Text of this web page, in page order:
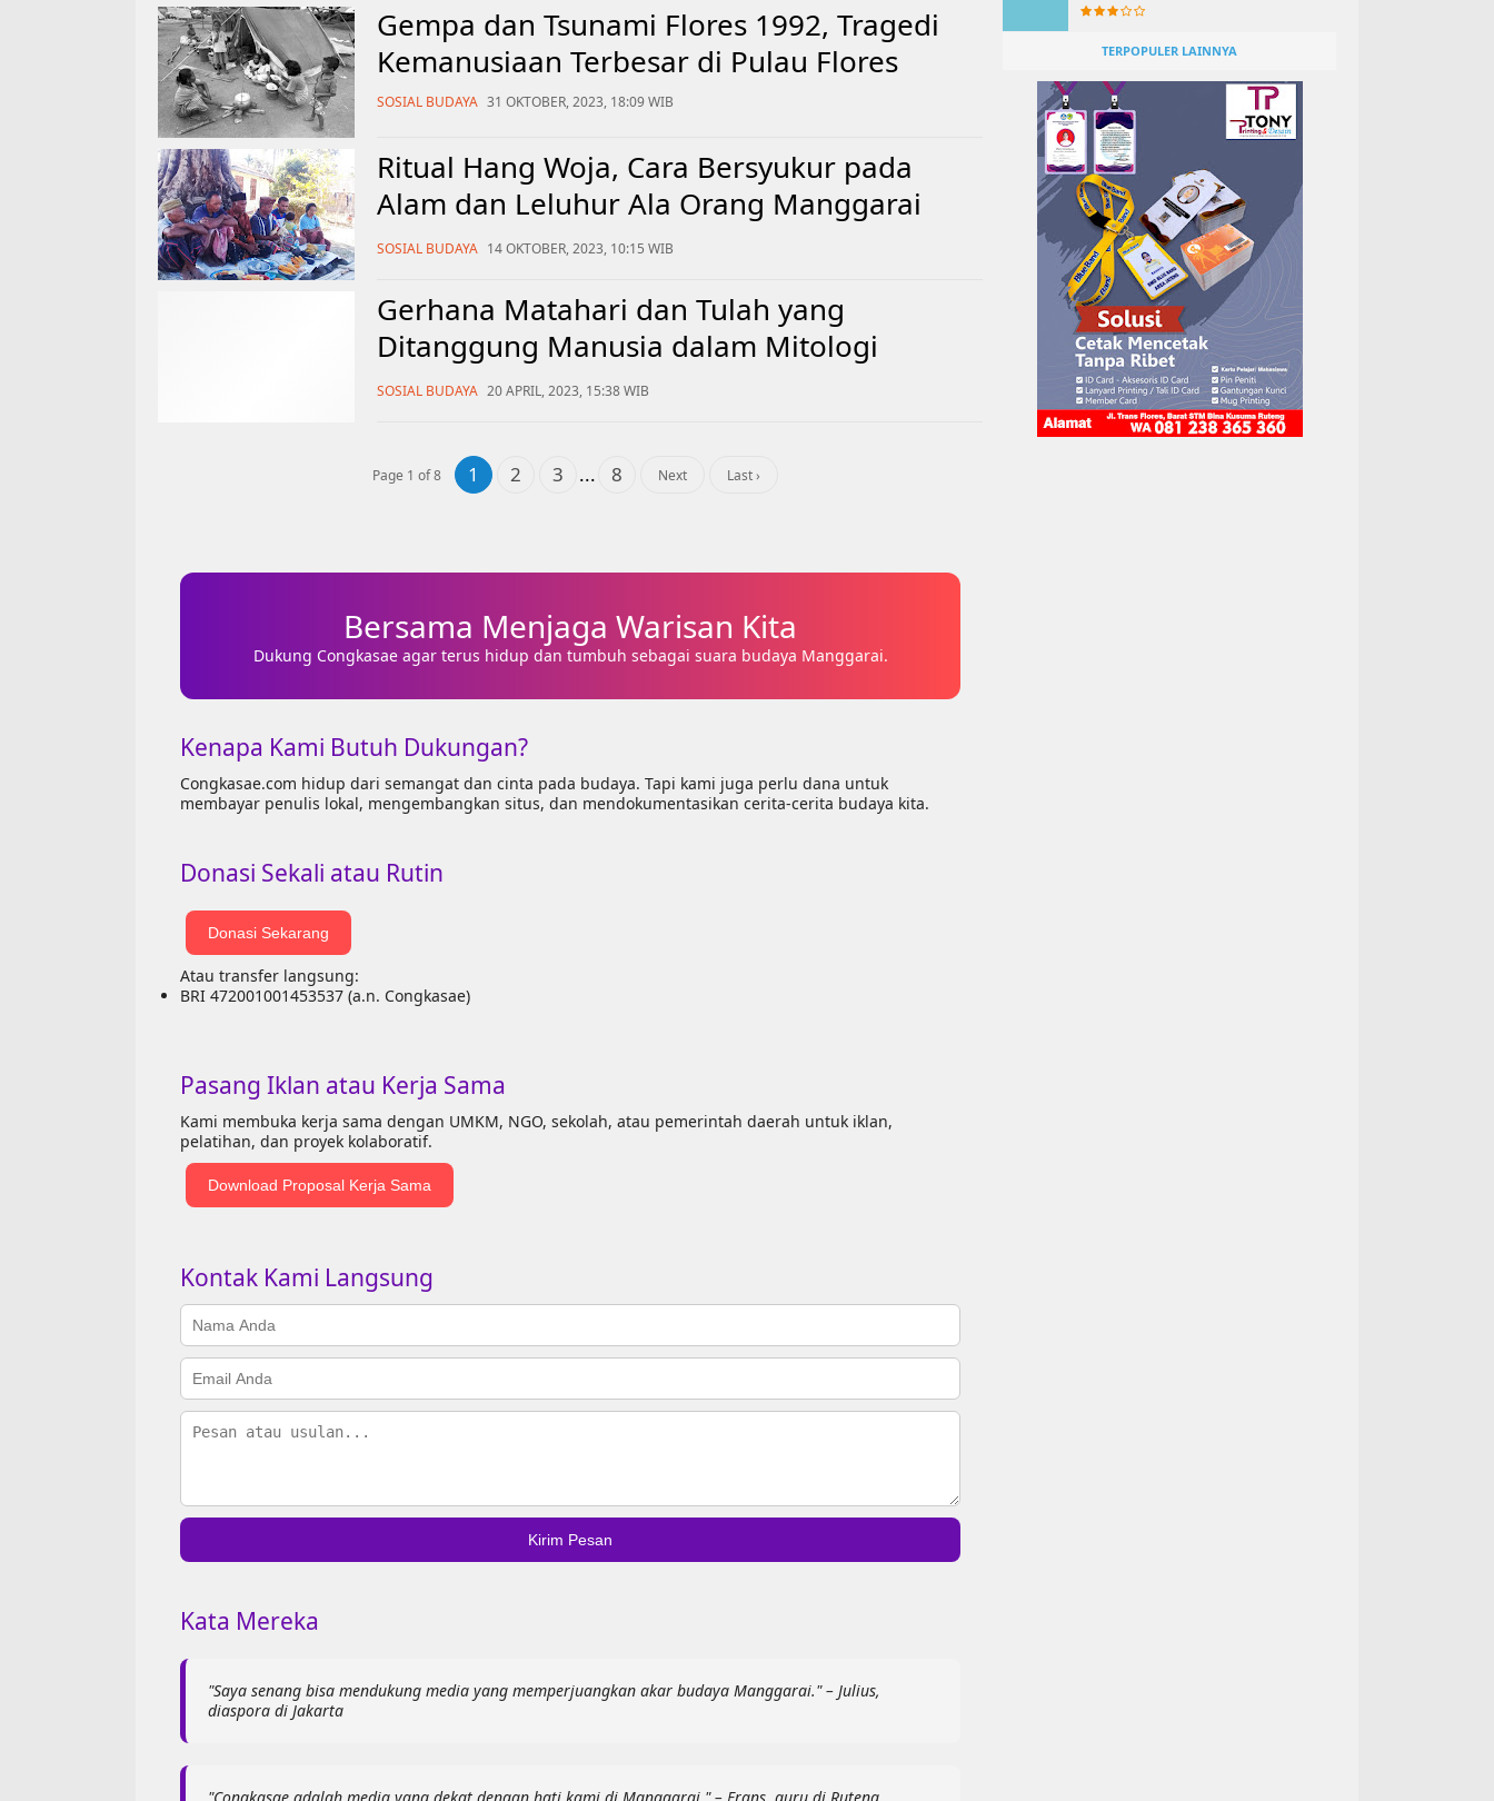
Gempa dan Tsunami Flores 1992, Tragedi
Kemanusiaan Terbesar di Pulau Flores
SOSIAL BUDAYA 31 OKTOBER, 2023, 18:09 WIB
Ritual Hang Woja, Cara Bersyukur pada
Alam dan Leluhur Ala Orang Manggarai
Timur
SOSIAL BUDAYA 14 OKTOBER, 2023, 10:15 WIB
Gerhana Matahari dan Tulah yang
Ditanggung Manusia dalam Mitologi
Manggarai
SOSIAL BUDAYA 20 APRIL, 2023, 15:38 WIB
Page 1 of 8 1 2 3 ... 8 Next Last ›
Bersama Menjaga Warisan Kita
Dukung Congkasae agar terus hidup dan tumbuh sebagai suara budaya Manggarai.
Kenapa Kami Butuh Dukungan?
Congkasae.com hidup dari semangat dan cinta pada budaya. Tapi kami juga perlu dana untuk
membayar penulis lokal, mengembangkan situs, dan mendokumentasikan cerita-cerita budaya kita.
Donasi Sekali atau Rutin
Donasi Sekarang
Atau transfer langsung:
BRI 472001001453537 (a.n. Congkasae)
Pasang Iklan atau Kerja Sama
Kami membuka kerja sama dengan UMKM, NGO, sekolah, atau pemerintah daerah untuk iklan,
pelatihan, dan proyek kolaboratif.
Download Proposal Kerja Sama
Kontak Kami Langsung
Kirim Pesan
Kata Mereka
"Saya senang bisa mendukung media yang memperjuangkan akar budaya Manggarai." – Julius,
diaspora di Jakarta
TERPOPULER LAINNYA